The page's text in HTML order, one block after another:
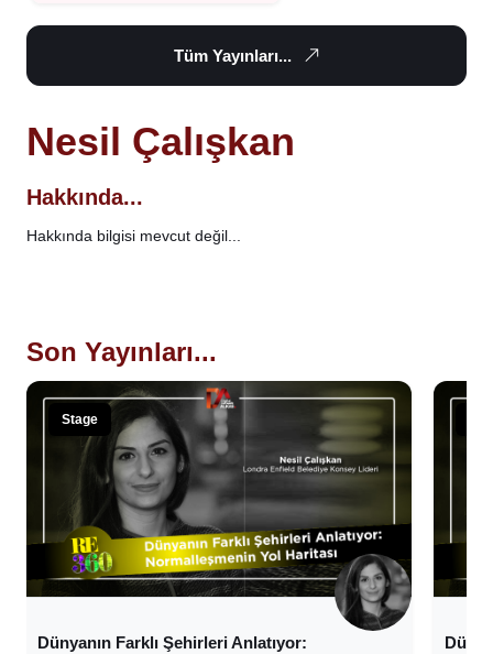
Tüm Yayınları...
Nesil Çalışkan
Hakkında...
Hakkında bilgisi mevcut değil...
Son Yayınları...
Stage
Dünyanın Farklı Şehirleri Anlatıyor: